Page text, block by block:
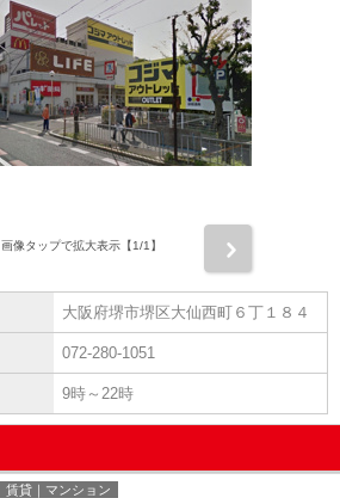
画像タップで拡大表示【1/1】
大阪府堺市堺区大仙西町６丁１８４
072-280-1051
9時～22時
賃貸｜マンション